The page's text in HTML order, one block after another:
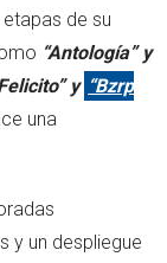
de su
“Antología” y
y “Bzrp
una
y un despliegue